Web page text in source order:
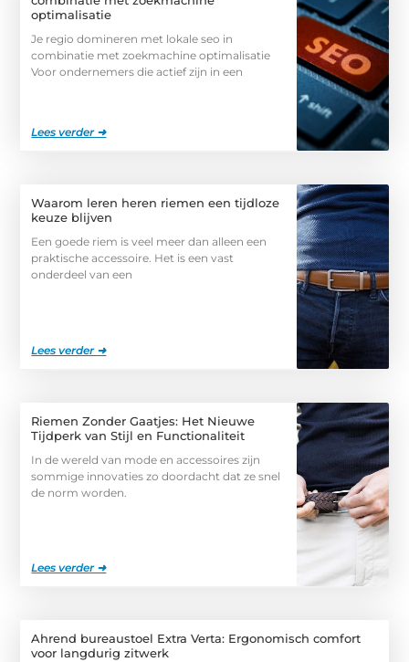
optimalisatie
Je regio domineren met lokale seo in
combinatie met zoekmachine optimalisatie
Voor ondernemers die actief zijn in een
Lees verder ➜
Waarom leren heren riemen een tijdloze
keuze blijven
Een goede riem is veel meer dan alleen een
praktische accessoire. Het is een vast
onderdeel van een
Lees verder ➜
Riemen Zonder Gaatjes: Het Nieuwe
Tijdperk van Stijl en Functionaliteit
In de wereld van mode en accessoires zijn
sommige innovaties zo doordacht dat ze snel
de norm worden.
Lees verder ➜
Ahrend bureaustoel Extra Verta: Ergonomisch comfort
voor langdurig zitwerk